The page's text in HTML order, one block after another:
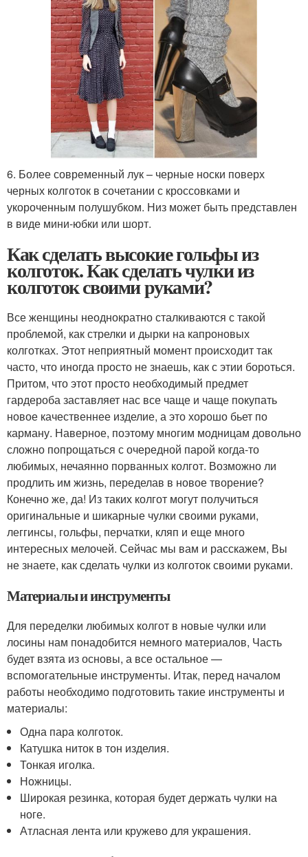
6. Более современный лук – черные носки поверх
черных колготок в сочетании с кроссовками и
укороченным полушубком. Низ может быть представлен
в виде мини-юбки или шорт.
Как сделать высокие гольфы из
колготок. Как сделать чулки из
колготок своими руками?
Все женщины неоднократно сталкиваются с такой
проблемой, как стрелки и дырки на капроновых
колготках. Этот неприятный момент происходит так
часто, что иногда просто не знаешь, как с этии бороться.
Притом, что этот просто необходимый предмет
гардероба заставляет нас все чаще и чаще покупать
новое качественнее изделие, а это хорошо бьет по
карману. Наверное, поэтому многим модницам довольно
сложно попрощаться с очередной парой когда-то
любимых, нечаянно порванных колгот. Возможно ли
продлить им жизнь, переделав в новое творение?
Конечно же, да! Из таких колгот могут получиться
оригинальные и шикарные чулки своими руками,
леггинсы, гольфы, перчатки, кляп и еще много
интересных мелочей. Сейчас мы вам и расскажем, Вы
не знаете, как сделать чулки из колготок своими руками.
Материалы и инструменты
Для переделки любимых колгот в новые чулки или
лосины нам понадобится немного материалов, Часть
будет взята из основы, а все остальное —
вспомогательные инструменты. Итак, перед началом
работы необходимо подготовить такие инструменты и
материалы:
Одна пара колготок.
Катушка ниток в тон изделия.
Тонкая иголка.
Ножницы.
Широкая резинка, которая будет держать чулки на
ноге.
Атласная лента или кружево для украшения.